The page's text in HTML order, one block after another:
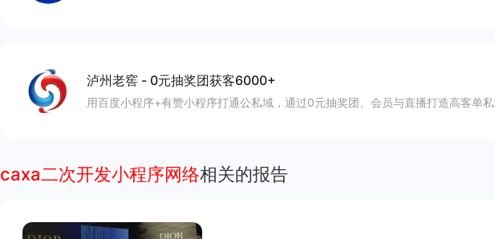
泸州老窖 - 0元抽奖团获客6000+
用百度小程序+有赞小程序打通公私域，通过0元抽奖团、会员与直播打造高客单私
caxa二次开发小程序网络相关的报告